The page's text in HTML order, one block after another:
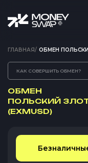
ГЛАВНАЯ/ ОБМЕН
КАК СОВЕРШИТЬ ОБМЕН?
ОБМЕН
ПОЛЬСКИЙ
(EXMUSD)